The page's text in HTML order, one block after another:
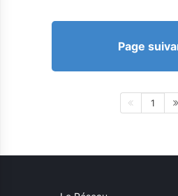
Page
1